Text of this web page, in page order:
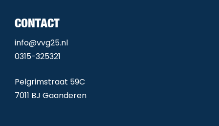
CONTACT
info@vvg25.nl
0315-325321
Pelgrimstraat 59C
7011 BJ Gaanderen